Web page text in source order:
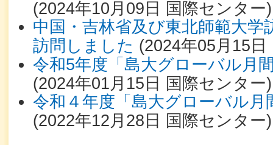
(2024年10月09日 国際センター)
中国・吉林省及び東北師範大学
訪問しました (2024年05月15日
令和5年度「島大グローバル月
(2024年01月15日 国際センター)
令和４年度「島大グローバル
(2022年12月28日 国際センター)